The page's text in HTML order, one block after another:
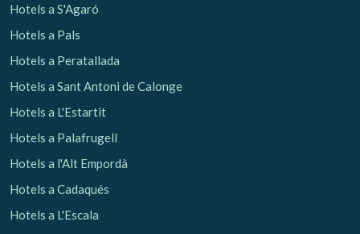
Hotels a S'Agaró
Hotels a Pals
Hotels a Peratallada
Hotels a Sant Antoni de Calonge
Hotels a L'Estartit
Hotels a Palafrugell
Hotels a l'Alt Empordà
Hotels a Cadaqués
Hotels a L'Escala